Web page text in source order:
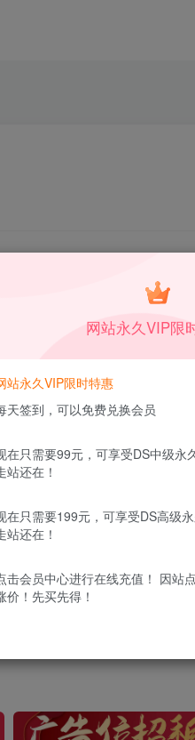
侵权、不妥之处，请第一时间联
铁石！点赞的、评论的、
这样一来，流量就像滚雪
网站永久VIP限
站永久VIP限时特惠
天签到，可以免费兑换会员
在只需要99元，可享受DS中级永
站还在！
在只需要199元，可享受DS高级
站还在！
击会员中心进行在线充值！ 因站
价！先买先得！